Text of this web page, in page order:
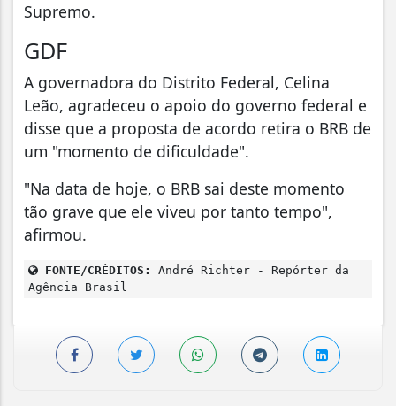
Supremo.
GDF
A governadora do Distrito Federal, Celina
Leão, agradeceu o apoio do governo federal e
disse que a proposta de acordo retira o BRB de
um "momento de dificuldade".
"Na data de hoje, o BRB sai deste momento
tão grave que ele viveu por tanto tempo",
afirmou.
FONTE/CRÉDITOS:
André Richter - Repórter da
Agência Brasil